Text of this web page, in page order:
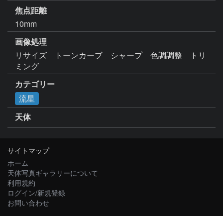
焦点距離
10mm
画像処理
リサイズ　トーンカーブ　シャープ　色調調整　トリ
ミング
カテゴリー
流星
天体
サイトマップ
ホーム
天体写真ギャラリーについて
利用規約
ログイン/新規登録
お問い合わせ